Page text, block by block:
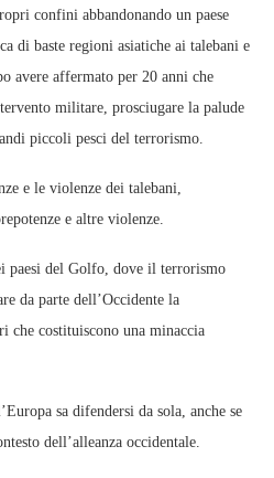
confini abbandonando un paese
di baste regioni asiatiche ai talebani e
avere affermato per 20 anni che
militare, prosciugare la palude
piccoli pesci del terrorismo.
e le violenze dei talebani,
e altre violenze.
paesi del Golfo, dove il terrorismo
da parte dell’Occidente la
che costituiscono una minaccia
sa difendersi da sola, anche se
dell’alleanza occidentale.